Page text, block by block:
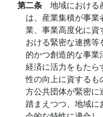
第二条 地域における
は、産業集積が事
業、事業高度化に資
おける緊密な連携
的かつ創造的な事
経済に活力をもた
性の向上に資する
方公共団体が緊密に
踏まえつつ、地域